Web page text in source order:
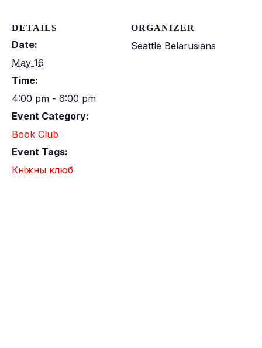
DETAILS
Date:
May 16
Time:
4:00 pm - 6:00 pm
Event Category:
Book Club
Event Tags:
Кніжны клюб
ORGANIZER
Seattle Belarusians